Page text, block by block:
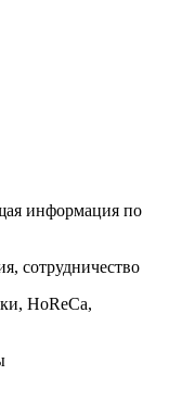
информация по
сотрудничество
HoReCa,